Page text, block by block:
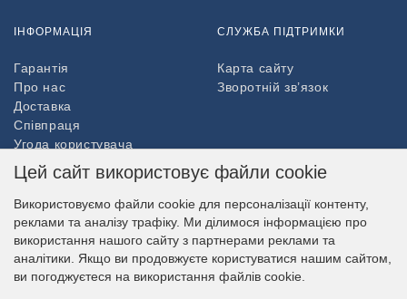
ІНФОРМАЦІЯ
Гарантія
Про нас
Доставка
Співпраця
Угода користувача
Повернення товару
СЛУЖБА ПІДТРИМКИ
Карта сайту
Зворотній зв’язок
Партнери
НАШ МАГАЗИН В СОЦМЕРЕЖАХ
Цей сайт використовує файли cookie
Використовуємо файли cookie для персоналізації контенту,
реклами та аналізу трафіку. Ми ділимося інформацією про
використання нашого сайту з партнерами реклами та
аналітики. Якщо ви продовжуєте користуватися нашим сайтом,
ви погоджуєтеся на використання файлів cookie.